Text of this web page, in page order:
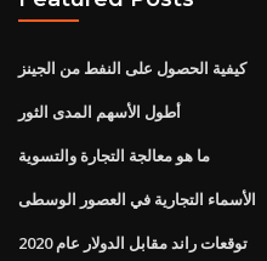
كيفية الحصول على النفط من الجينز
أطول الأسهم المدى الثور
ما هو معالجة التجارة والتسوية
الأسماء التجارية في العصور الوسطى
توقعات راند مقابل الدولار عام 2020